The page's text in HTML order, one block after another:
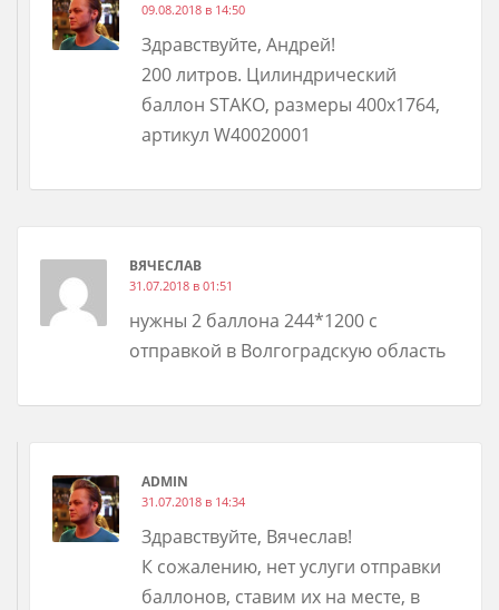
09.08.2018 в 14:50
Здравствуйте, Андрей!
200 литров. Цилиндрический
баллон STAKO, размеры 400х1764,
артикул W40020001
ВЯЧЕСЛАВ
31.07.2018 в 01:51
нужны 2 баллона 244*1200 с
отправкой в Волгоградскую область
ADMIN
31.07.2018 в 14:34
Здравствуйте, Вячеслав!
К сожалению, нет услуги отправки
баллонов, ставим их на месте, в